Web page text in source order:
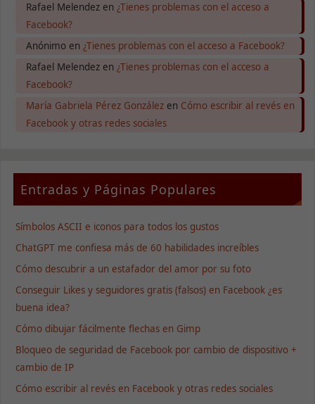
Rafael Melendezen ¿Tienes problemas con el acceso a
Facebook?
Anónimoen ¿Tienes problemas con el acceso a Facebook?
Rafael Melendezen ¿Tienes problemas con el acceso a
Facebook?
María Gabriela Pérez Gonzálezen Cómo escribir al revés en
Facebook y otras redes sociales
Entradas y Páginas Populares
Símbolos ASCII e iconos para todos los gustos
ChatGPT me confiesa más de 60 habilidades increíbles
Cómo descubrir a un estafador del amor por su foto
Conseguir Likes y seguidores gratis (falsos) en Facebook ¿es
buena idea?
Cómo dibujar fácilmente flechas en Gimp
Bloqueo de seguridad de Facebook por cambio de dispositivo +
cambio de IP
Cómo escribir al revés en Facebook y otras redes sociales
son
opcionales.
Son
necesarias
para que
funcione la
web.
Estadísticas
mejorar la
funcionalidad
y estructura
base a cómo
se usa la